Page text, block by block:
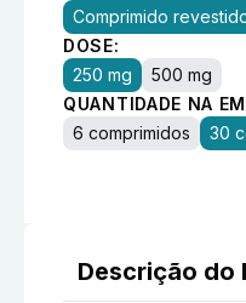
Comprimido
DOSE:
250 mg
500 mg
QUANTIDADE NA
6 comprimidos
30
Descrição do